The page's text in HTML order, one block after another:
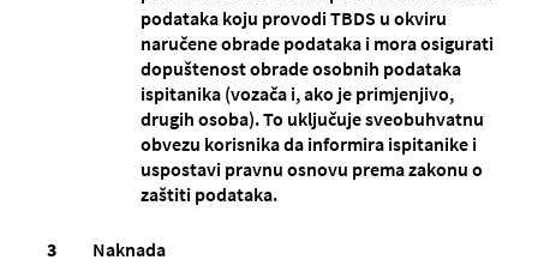
podataka koju provodi TBDS u okviru
naručene obrade podataka i mora osigurati
dopuštenost obrade osobnih podataka
ispitanika (vozača i, ako je primjenjivo,
drugih osoba). To uključuje sveobuhvatnu
obvezu korisnika da informira ispitanike i
uspostavi pravnu osnovu prema zakonu o
zaštiti podataka.
Naknada